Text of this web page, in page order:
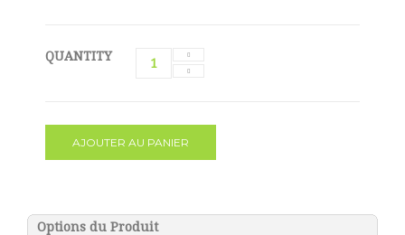
QUANTITY
AJOUTER AU PANIER
Options du Produit